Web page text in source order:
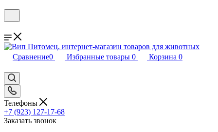
Сравнение0 Избранные товары 0 Корзина 0
Телефоны
+7 (923) 127-17-68
Заказать звонок